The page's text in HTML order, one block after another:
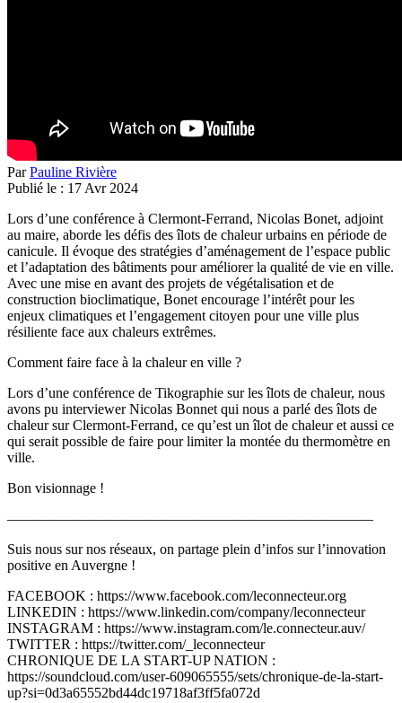
ParPauline Rivière
Publié le : 17 Avr 2024
Lors d’une conférence à Clermont-Ferrand, Nicolas Bonet, adjoint
au maire, aborde les défis des îlots de chaleur urbains en période de
canicule. Il évoque des stratégies d’aménagement de l’espace public
et l’adaptation des bâtiments pour améliorer la qualité de vie en ville.
Avec une mise en avant des projets de végétalisation et de
construction bioclimatique, Bonet encourage l’intérêt pour les
enjeux climatiques et l’engagement citoyen pour une ville plus
résiliente face aux chaleurs extrêmes.
Comment faire face à la chaleur en ville ?
Lors d’une conférence de Tikographie sur les îlots de chaleur, nous
avons pu interviewer Nicolas Bonnet qui nous a parlé des îlots de
chaleur sur Clermont-Ferrand, ce qu’est un îlot de chaleur et aussi ce
qui serait possible de faire pour limiter la montée du thermomètre en
ville.
Bon visionnage !
—————————————————————————–
Suis nous sur nos réseaux, on partage plein d’infos sur l’innovation
positive en Auvergne !
FACEBOOK : https://www.facebook.com/leconnecteur.org
LINKEDIN : https://www.linkedin.com/company/leconnecteur
INSTAGRAM : https://www.instagram.com/le.connecteur.auv/
TWITTER : https://twitter.com/_leconnecteur
CHRONIQUE DE LA START-UP NATION :
https://soundcloud.com/user-609065555/sets/chronique-de-la-start-
up?si=0d3a65552bd44dc19718af3ff5fa072d